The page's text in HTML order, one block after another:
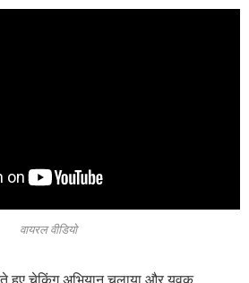
वायरल वीडियो